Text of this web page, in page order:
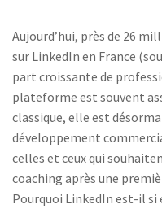
Aujourd’hui, près de 26
sur LinkedIn en France
part croissante de
plateforme est souvent
classique, elle est
développement
celles et ceux qui
coaching après une
Pourquoi LinkedIn est-il si